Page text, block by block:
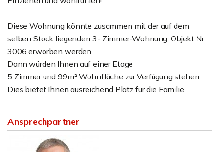
Diese Wohnung könnte zusammen mit der auf dem
selben Stock liegenden 3- Zimmer-Wohnung, Objekt Nr.
3006 erworben werden.
Dann würden Ihnen auf einer Etage
5 Zimmer und 99m² Wohnfläche zur Verfügung stehen.
Dies bietet Ihnen ausreichend Platz für die Familie.
Ansprechpartner